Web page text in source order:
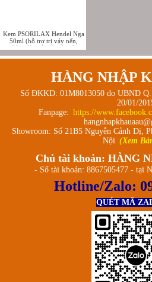
Kem PSORILAX Hendel Nga
50ml (hỗ trợ trị vảy nến,
chàm, làm dịu da cho da
nhạy cảm)
HÀNG NHẬP
Số ĐKKD: 01M8013050 do UBND
20/01/
Fanpage: https://
Showroom: Số 21B5 Nguyễn Cảnh Dị,
Nội (Xem
Chủ tài khoản: HÀNG
- Số tài khoản: 8867505477 - tại
Hotline/Zalo:
QUÉT MÃ